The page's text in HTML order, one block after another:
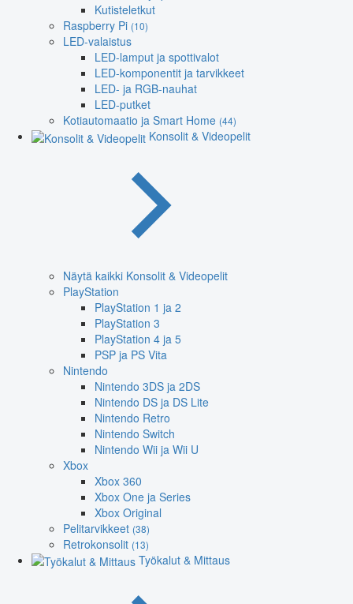
Kutisteletkut
Raspberry Pi (10)
LED-valaistus
LED-lamput ja spottivalot
LED-komponentit ja tarvikkeet
LED- ja RGB-nauhat
LED-putket
Kotiautomaatio ja Smart Home (44)
Konsolit & Videopelit
Näytä kaikki Konsolit & Videopelit
PlayStation
PlayStation 1 ja 2
PlayStation 3
PlayStation 4 ja 5
PSP ja PS Vita
Nintendo
Nintendo 3DS ja 2DS
Nintendo DS ja DS Lite
Nintendo Retro
Nintendo Switch
Nintendo Wii ja Wii U
Xbox
Xbox 360
Xbox One ja Series
Xbox Original
Pelitarvikkeet (38)
Retrokonsolit (13)
Työkalut & Mittaus